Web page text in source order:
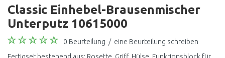
Classic Einhebel-Brausenmischer
Unterputz 10615000
0 Beurteilung / eine Beurteilung schreiben